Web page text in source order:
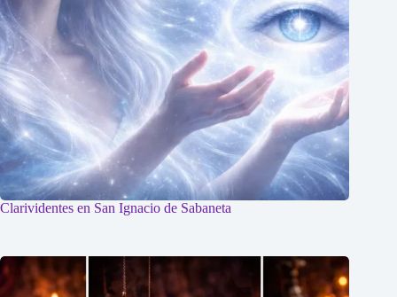
Clarividentes en San Ignacio de Sabaneta